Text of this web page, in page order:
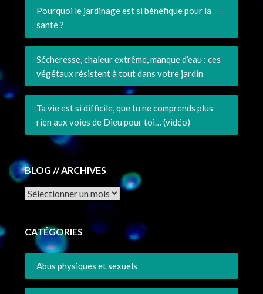
Pourquoi le jardinage est si bénéfique pour la
santé ?
Sécheresse, chaleur extrême, manque d’eau : ces
végétaux résistent à tout dans votre jardin
Ta vie est si difficile, que tu ne comprends plus
rien aux voies de Dieu pour toi… (vidéo)
BLOG // ARCHIVES
Archives
CATÉGORIES
Abus physiques et sexuels